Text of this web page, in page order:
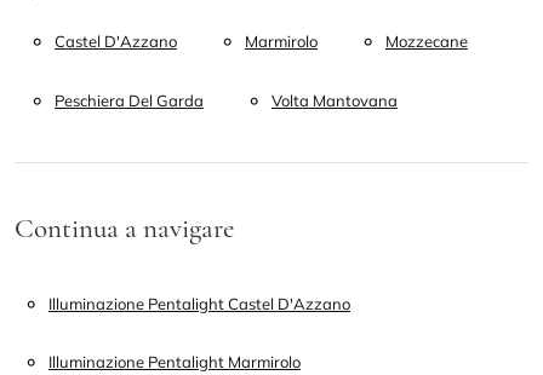
Castel D'Azzano Marmirolo Mozzecane
Peschiera Del Garda Volta Mantovana
Continua a navigare
Illuminazione Pentalight Castel D'Azzano
Illuminazione Pentalight Marmirolo